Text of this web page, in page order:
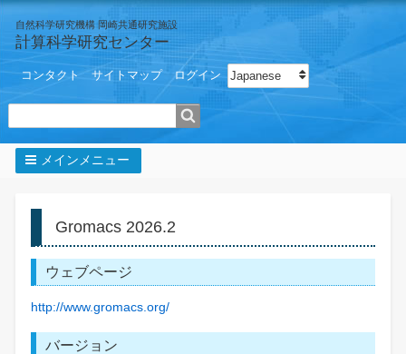
自然科学研究機構 岡崎共通研究施設
計算科学研究センター
ユ
ザ
ニ
ュ
コンタクト サイトマップ ログイン Select your language
メインメニュー
Gromacs 2026.2
ウェブページ
http://www.gromacs.org/
バージョン